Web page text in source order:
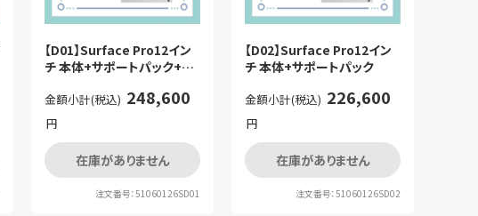
【D01】Surface Pro12イン
チ 本体+サポートパック+活
金額小計(税込) 248,600
円
在庫がありません
注文番号：51060126SD01
【D02】Surface Pro12イン
チ 本体+サポートパック
金額小計(税込) 226,600
円
在庫がありません
注文番号：51060126SD02